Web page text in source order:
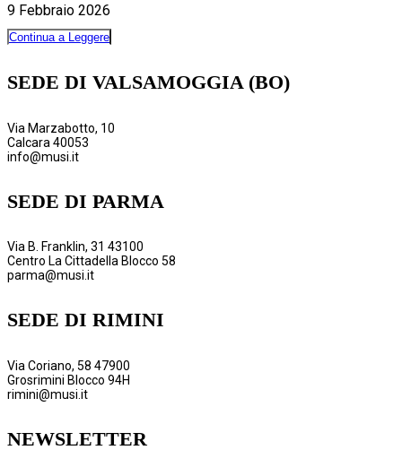
9 Febbraio 2026
Continua a Leggere
SEDE DI VALSAMOGGIA (BO)
Via Marzabotto, 10
Calcara 40053
info@musi.it
SEDE DI PARMA
Via B. Franklin, 31 43100
Centro La Cittadella Blocco 58
parma@musi.it
SEDE DI RIMINI
Via Coriano, 58 47900
Grosrimini Blocco 94H
rimini@musi.it
NEWSLETTER